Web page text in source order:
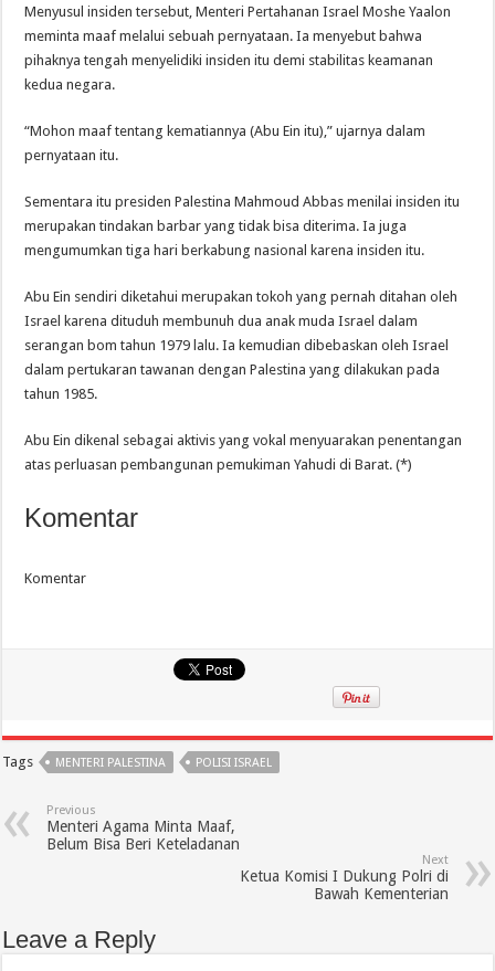
Menyusul insiden tersebut, Menteri Pertahanan Israel Moshe Yaalon
meminta maaf melalui sebuah pernyataan. Ia menyebut bahwa
pihaknya tengah menyelidiki insiden itu demi stabilitas keamanan
kedua negara.
“Mohon maaf tentang kematiannya (Abu Ein itu),” ujarnya dalam
pernyataan itu.
Sementara itu presiden Palestina Mahmoud Abbas menilai insiden itu
merupakan tindakan barbar yang tidak bisa diterima. Ia juga
mengumumkan tiga hari berkabung nasional karena insiden itu.
Abu Ein sendiri diketahui merupakan tokoh yang pernah ditahan oleh
Israel karena dituduh membunuh dua anak muda Israel dalam
serangan bom tahun 1979 lalu. Ia kemudian dibebaskan oleh Israel
dalam pertukaran tawanan dengan Palestina yang dilakukan pada
tahun 1985.
Abu Ein dikenal sebagai aktivis yang vokal menyuarakan penentangan
atas perluasan pembangunan pemukiman Yahudi di Barat. (*)
Komentar
Komentar
Tags MENTERI PALESTINA POLISI ISRAEL
Previous
Menteri Agama Minta Maaf,
Belum Bisa Beri Keteladanan
Next
Ketua Komisi I Dukung Polri di
Bawah Kementerian
Leave a Reply